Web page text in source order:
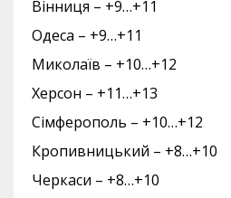
Вінниця – +9…+11
Одеса – +9…+11
Миколаїв – +10…+12
Херсон – +11…+13
Сімферополь – +10…+12
Кропивницький – +8…+10
Черкаси – +8…+10